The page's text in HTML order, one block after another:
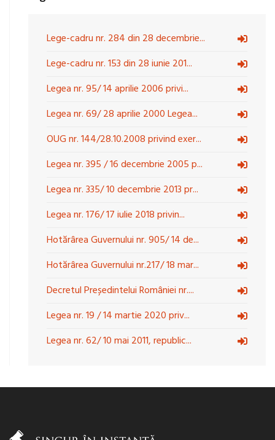
Lege-cadru nr. 284 din 28 decembrie...
Lege-cadru nr. 153 din 28 iunie 201...
Legea nr. 95/ 14 aprilie 2006 privi...
Legea nr. 69/ 28 aprilie 2000 Legea...
OUG nr. 144/28.10.2008 privind exer...
Legea nr. 395 / 16 decembrie 2005 p...
Legea nr. 335/ 10 decembrie 2013 pr...
Legea nr. 176/ 17 iulie 2018 privin...
Hotărârea Guvernului nr. 905/ 14 de...
Hotărârea Guvernului nr.217/ 18 mar...
Decretul Președintelui României nr....
Legea nr. 19 / 14 martie 2020 priv...
Legea nr. 62/ 10 mai 2011, republic...